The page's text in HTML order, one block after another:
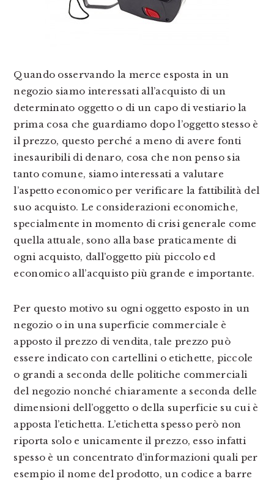
Quando osservando la merce esposta in un
negozio siamo interessati all’acquisto di un
determinato oggetto o di un capo di vestiario la
prima cosa che guardiamo dopo l’oggetto stesso è
il prezzo, questo perché a meno di avere fonti
inesauribili di denaro, cosa che non penso sia
tanto comune, siamo interessati a valutare
l’aspetto economico per verificare la fattibilità del
suo acquisto. Le considerazioni economiche,
specialmente in momento di crisi generale come
quella attuale, sono alla base praticamente di
ogni acquisto, dall’oggetto più piccolo ed
economico all’acquisto più grande e importante.
Per questo motivo su ogni oggetto esposto in un
negozio o in una superficie commerciale è
apposto il prezzo di vendita, tale prezzo può
essere indicato con cartellini o etichette, piccole
o grandi a seconda delle politiche commerciali
del negozio nonché chiaramente a seconda delle
dimensioni dell’oggetto o della superficie su cui è
apposta l’etichetta. L’etichetta spesso però non
riporta solo e unicamente il prezzo, esso infatti
spesso è un concentrato d’informazioni quali per
esempio il nome del prodotto, un codice a barre